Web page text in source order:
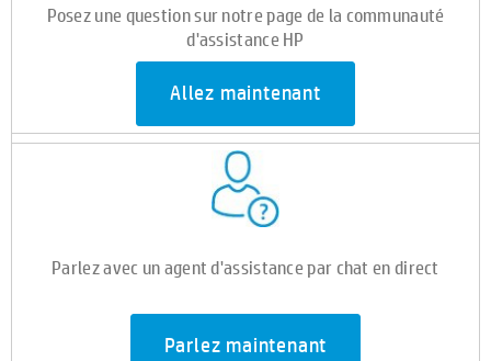
Posez une question sur notre page de la communauté
d'assistance HP
Allez maintenant
Parlez avec un agent d'assistance par chat en direct
Parlez maintenant